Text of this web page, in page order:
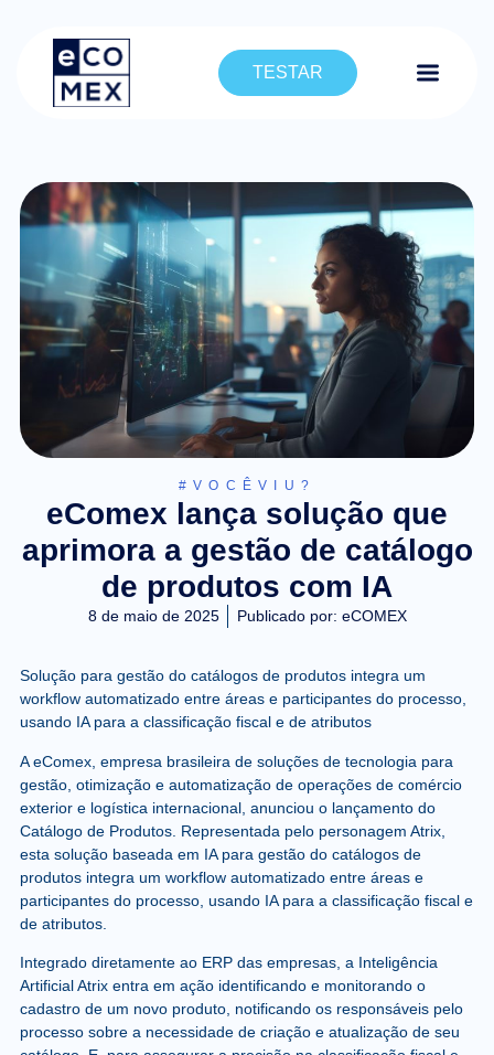
TESTAR
#VOCÊVIU?
eComex lança solução que
aprimora a gestão de catálogo
de produtos com IA
8 de maio de 2025 Publicado por: eCOMEX
Solução para gestão do catálogos de produtos integra um
workflow automatizado entre áreas e participantes do processo,
usando IA para a classificação fiscal e de atributos
A eComex, empresa brasileira de soluções de tecnologia para
gestão, otimização e automatização de operações de comércio
exterior e logística internacional, anunciou o lançamento do
Catálogo de Produtos. Representada pelo personagem Atrix,
esta solução baseada em IA para gestão do catálogos de
produtos integra um workflow automatizado entre áreas e
participantes do processo, usando IA para a classificação fiscal e
de atributos.
Integrado diretamente ao ERP das empresas, a Inteligência
Artificial Atrix entra em ação identificando e monitorando o
cadastro de um novo produto, notificando os responsáveis pelo
processo sobre a necessidade de criação e atualização de seu